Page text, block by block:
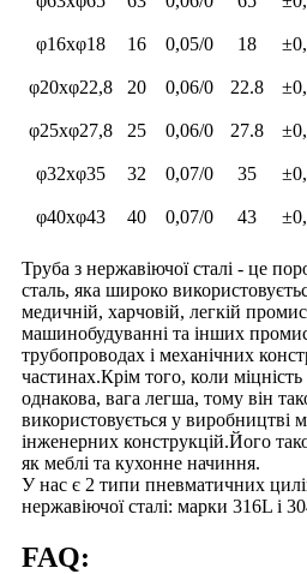
φ16xφ18 16 0,05/0 18
φ20xφ22,8 20 0,06/0 22.8
φ25xφ27,8 25 0,06/0 27.8
φ32xφ35 32 0,07/0 35
φ40xφ43 40 0,07/0 43
Труба з нержавіючої сталі - це
сталь, яка широко
медичній, харчовій, легкій
машинобудуванні та інших
трубопроводах і механічних
частинах.Крім того, коли
однакова, вага легша, тому він
використовується у виробництві
інженерних конструкцій.Його
як меблі та кухонне начиння.
У нас є 2 типи пневматичних
нержавіючої сталі: марки 316L і
FAQ: